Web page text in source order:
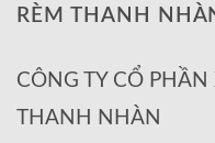
RÈM THANH
CÔNG TY CỔ
THANH NHÀN